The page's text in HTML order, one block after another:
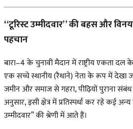
“टूरिस्ट उम्मीदवार” की बहस और
पहचान
बारा–4 के चुनावी मैदान में राष्ट्रीय एकता दल
एक सच्चेस्थानीय (रैथाने) नेताके रूप में देखा
जमीन और समाज से गहरा, पीढ़ियों पुराना
अनुसार, इसी क्षेत्र में प्रतिस्पर्धा कर रहे कई
उम्मीदवार” की श्रेणी में आते हैं।